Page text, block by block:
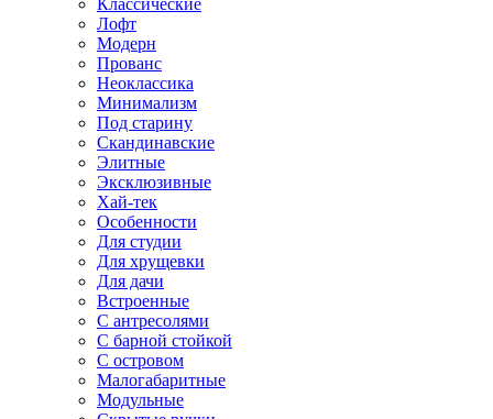
Классические
Лофт
Модерн
Прованс
Неоклассика
Минимализм
Под старину
Скандинавские
Элитные
Эксклюзивные
Хай-тек
Особенности
Для студии
Для хрущевки
Для дачи
Встроенные
С антресолями
С барной стойкой
С островом
Малогабаритные
Модульные